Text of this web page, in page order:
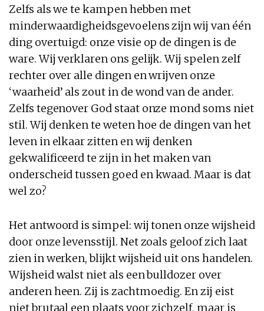
Zelfs als we te kampen hebben met
minderwaardigheidsgevoelens zijn wij van één
ding overtuigd: onze visie op de dingen is de
ware. Wij verklaren ons gelijk. Wij spelen zelf
rechter over alle dingen en wrijven onze
‘waarheid’ als zout in de wond van de ander.
Zelfs tegenover God staat onze mond soms niet
stil. Wij denken te weten hoe de dingen van het
leven in elkaar zitten en wij denken
gekwalificeerd te zijn in het maken van
onderscheid tussen goed en kwaad. Maar is dat
wel zo?
Het antwoord is simpel: wij tonen onze wijsheid
door onze levensstijl. Net zoals geloof zich laat
zien in werken, blijkt wijsheid uit ons handelen.
Wijsheid walst niet als een bulldozer over
anderen heen. Zij is zachtmoedig. En zij eist
niet brutaal een plaats voor zichzelf, maar is